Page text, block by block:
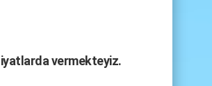
vermekteyiz.